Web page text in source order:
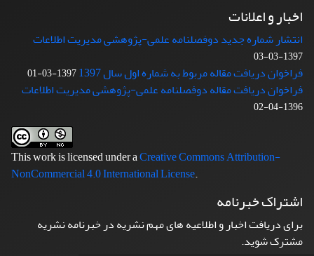
اخبار و اعلانات
انتشار شماره جدید دوفصلنامه علمی-پژوهشی مدیریت اطلاعات
1397-03-03
فراخوان دریافت مقاله مربوط به شماره اول سال 1397 1397-03-01
فراخوان دریافت مقاله دوفصلنامه علمی-پژوهشی مدیریت اطلاعات
1396-04-02
This work is licensed under aCreative Commons Attribution-
NonCommercial 4.0 International License.
اشتراک خبرنامه
برای دریافت اخبار و اطلاعیه های مهم نشریه در خبرنامه نشریه
مشترک شوید.